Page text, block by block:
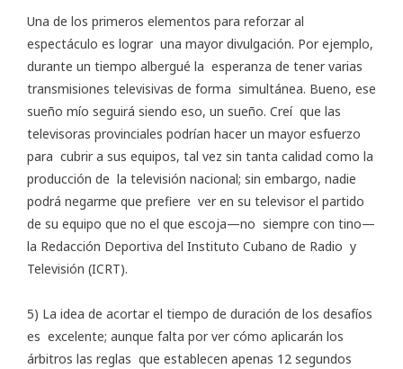
Una de los primeros elementos para reforzar al
espectáculo es lograr una mayor divulgación. Por ejemplo,
durante un tiempo albergué la esperanza de tener varias
transmisiones televisivas de forma simultánea. Bueno, ese
sueño mío seguirá siendo eso, un sueño. Creí que las
televisoras provinciales podrían hacer un mayor esfuerzo
para cubrir a sus equipos, tal vez sin tanta calidad como la
producción de la televisión nacional; sin embargo, nadie
podrá negarme que prefiere ver en su televisor el partido
de su equipo que no el que escoja—no siempre con tino—
la Redacción Deportiva del Instituto Cubano de Radio y
Televisión (ICRT).
5) La idea de acortar el tiempo de duración de los desafíos
es excelente; aunque falta por ver cómo aplicarán los
árbitros las reglas que establecen apenas 12 segundos